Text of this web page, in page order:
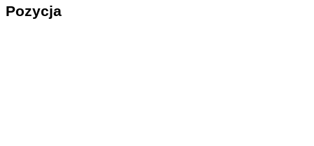
Pozycja